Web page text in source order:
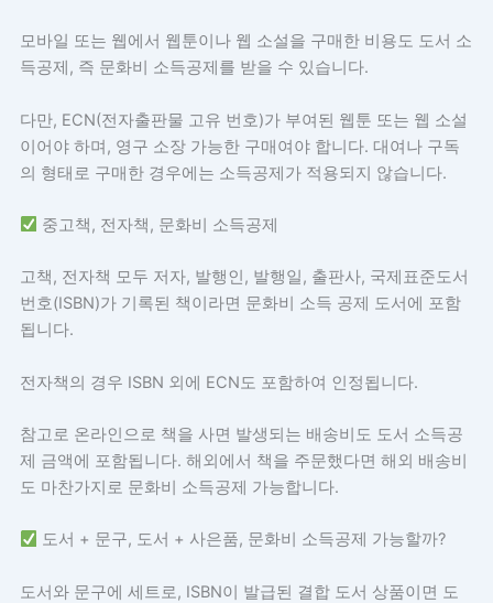
모바일 또는 웹에서 웹툰이나 웹 소설을 구매한 비용도 도서 소
득공제, 즉 문화비 소득공제를 받을 수 있습니다.
다만, ECN(전자출판물 고유 번호)가 부여된 웹툰 또는 웹 소설
이어야 하며, 영구 소장 가능한 구매여야 합니다. 대여나 구독
의 형태로 구매한 경우에는 소득공제가 적용되지 않습니다.
중고책, 전자책, 문화비 소득공제
고책, 전자책 모두 저자, 발행인, 발행일, 출판사, 국제표준도서
번호(ISBN)가 기록된 책이라면 문화비 소득 공제 도서에 포함
됩니다.
전자책의 경우 ISBN 외에 ECN도 포함하여 인정됩니다.
​참고로 온라인으로 책을 사면 발생되는 배송비도 도서 소득공
제 금액에 포함됩니다. 해외에서 책을 주문했다면 해외 배송비
도 마찬가지로 문화비 소득공제 가능합니다.
도서 + 문구, 도서 + 사은품, 문화비 소득공제 가능할까?
도서와 문구에 세트로, ISBN이 발급된 결합 도서 상품이면 도